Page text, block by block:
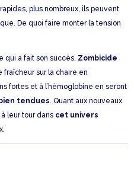
plus nombreux, ils peuvent
De quoi faire monter la tension
qui a fait son succès, Zombicide
fraîcheur sur la chaire en
fortes et à l’hémoglobine en seront
tendues. Quant aux nouveaux
leur tour dans cet univers